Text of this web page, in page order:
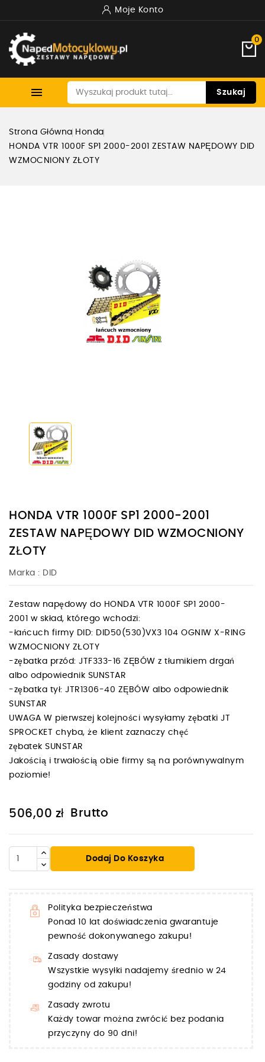
Moje Konto
0
 Szukaj
Strona Główna Honda
HONDA VTR 1000F SP1 2000-2001 ZESTAW NAPĘDOWY DID
WZMOCNIONY ZŁOTY
HONDA VTR 1000F SP1 2000-2001
ZESTAW NAPĘDOWY DID WZMOCNIONY
ZŁOTY
Marka : DID
Zestaw napędowy do HONDA VTR 1000F SP1 2000-
2001 w skład, którego wchodzi:
-łańcuch firmy DID: DID50(530)VX3 104 OGNIW X-RING
WZMOCNIONY ZŁOTY
-zębatka przód: JTF333-16 ZĘBÓW z tłumikiem drgań
albo odpowiednik SUNSTAR
-zębatka tył: JTR1306-40 ZĘBÓW albo odpowiednik
SUNSTAR
UWAGA W pierwszej kolejności wysyłamy zębatki JT
SPROCKET chyba, że klient zaznaczy chęć
zębatek SUNSTAR
Jakością i trwałością obie firmy są na porównywalnym
poziomie!
506,00 zł Brutto
Dodaj Do Koszyka
Polityka bezpieczeństwa
Ponad 10 lat doświadczenia gwarantuje
pewność dokonywanego zakupu!
Zasady dostawy
Wszystkie wysyłki nadajemy średnio w 24
godziny od zakupu!
Zasady zwrotu
Każdy towar można zwrócić bez podania
przyczyny do 90 dni!